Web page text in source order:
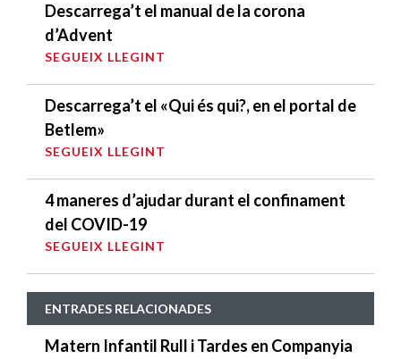
Descarrega’t el manual de la corona
d’Advent
SEGUEIX LLEGINT
Descarrega’t el «Qui és qui?, en el portal de
Betlem»
SEGUEIX LLEGINT
4 maneres d’ajudar durant el confinament
del COVID-19
SEGUEIX LLEGINT
ENTRADES RELACIONADES
Matern Infantil Rull i Tardes en Companyia